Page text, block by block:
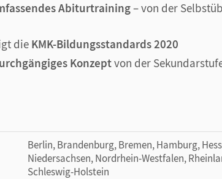
Abiturtraining– von der
die KMK-Bildungsstandards 2020
Konzeptvon der
Berlin, Brandenburg, Bremen, Hamburg,
Niedersachsen, Nordrhein-Westfalen,
Schleswig-Holstein